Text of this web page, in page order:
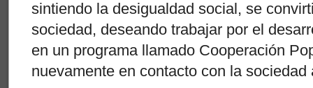
sintiendo la desigualdad social, se
sociedad, deseando trabajar por el
en un programa llamado Cooperación
nuevamente en contacto con la